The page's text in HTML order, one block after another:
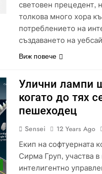
световен прецедент,
толкова много хора
потреблението на
създаването на
Виж повече
Улични лампи
когато до тях
пешеходец
Sensei 12 Years Ago
Екип на софтуерната
Сирма Груп, участва в
интелигентно